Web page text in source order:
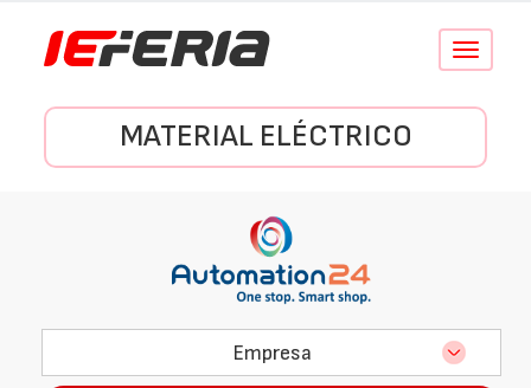
Conmutar
MATERIAL ELÉCTRICO
Empresa